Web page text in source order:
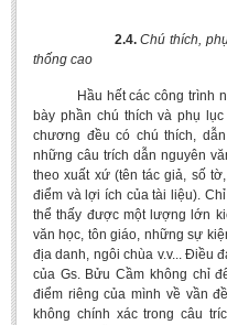
2.4. Chú thích,
thống cao
Hầu hết các công trình
bày phần chú thích và phụ
chương đều có chú thích,
những câu trích dẫn nguyên
theo xuất xứ (tên tác giả, số
điểm và lợi ích của tài liệu).
thể thấy được một lượng lớn
văn học, tôn giáo, những sự
địa danh, ngôi chùa v.v... Điều
của Gs. Bửu Cầm không chỉ
điểm riêng của mình về vần
không chính xác trong câu